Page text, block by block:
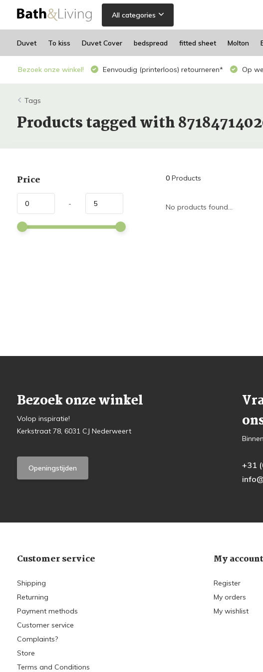
All categories
Duvet To kiss Duvet Cover bedspread fitted sheet Molton
Bezoek onze winkel! Eenvoudig (printerloos) retourneren* Op
Tags
Products tagged with
Price
-
0Products
No products found...
Bezoek onze winkel
Volop inspiratie!
Kerkstraat 78, 6031 CJ Nederweert
Openingstijden
+31
Customer service
Shipping
Returning
Payment methods
Customer service
Complaints?
Store
Terms and Conditions
My account
Register
My orders
My wishlist